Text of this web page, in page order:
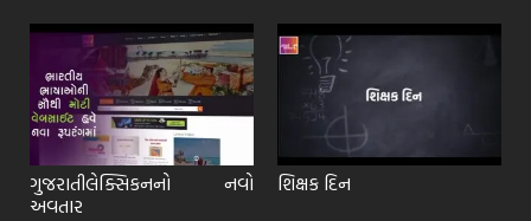
ગુજરાતીલેક્સિકનનો નવો
અવતાર
શિક્ષક દિન